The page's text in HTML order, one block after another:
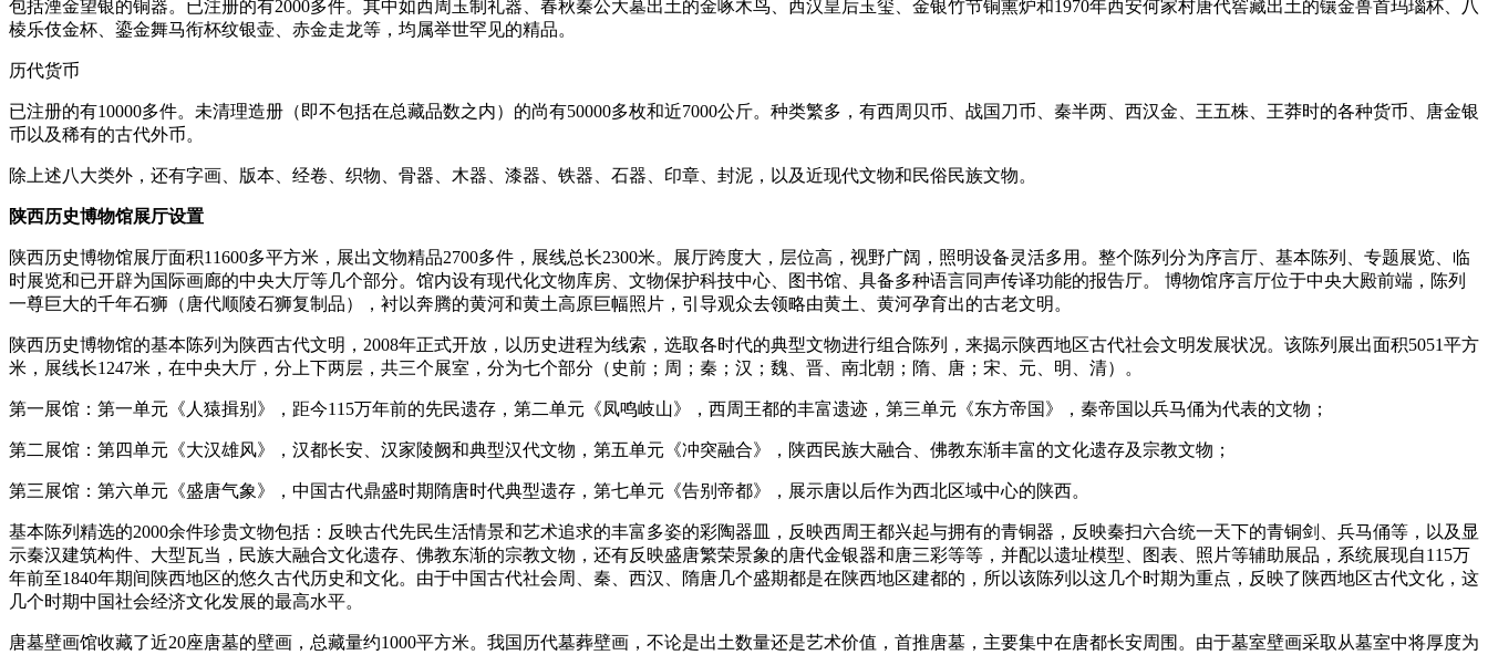
包括湮金望银的铜器。已注册的有2000多件。其中如西周玉制礼器、春秋秦公大墓出土的金啄木鸟、西汉皇后玉玺、金银竹节铜熏炉和1970年西安何家村唐代窖藏出土的镶金兽首玛瑙杯、八
棱乐伎金杯、鎏金舞马衔杯纹银壶、赤金走龙等，均属举世罕见的精品。
历代货币
已注册的有10000多件。未清理造册（即不包括在总藏品数之内）的尚有50000多枚和近7000公斤。种类繁多，有西周贝币、战国刀币、秦半两、西汉金、王五株、王莽时的各种货币、唐金银
币以及稀有的古代外币。
除上述八大类外，还有字画、版本、经卷、织物、骨器、木器、漆器、铁器、石器、印章、封泥，以及近现代文物和民俗民族文物。
陕西历史博物馆展厅设置
陕西历史博物馆展厅面积11600多平方米，展出文物精品2700多件，展线总长2300米。展厅跨度大，层位高，视野广阔，照明设备灵活多用。整个陈列分为序言厅、基本陈列、专题展览、临
时展览和已开辟为国际画廊的中央大厅等几个部分。馆内设有现代化文物库房、文物保护科技中心、图书馆、具备多种语言同声传译功能的报告厅。 博物馆序言厅位于中央大殿前端，陈列
一尊巨大的千年石狮（唐代顺陵石狮复制品），衬以奔腾的黄河和黄土高原巨幅照片，引导观众去领略由黄土、黄河孕育出的古老文明。
陕西历史博物馆的基本陈列为陕西古代文明，2008年正式开放，以历史进程为线索，选取各时代的典型文物进行组合陈列，来揭示陕西地区古代社会文明发展状况。该陈列展出面积5051平方
米，展线长1247米，在中央大厅，分上下两层，共三个展室，分为七个部分（史前；周；秦；汉；魏、晋、南北朝；隋、唐；宋、元、明、清）。
第一展馆：第一单元《人猿揖别》，距今115万年前的先民遗存，第二单元《凤鸣岐山》，西周王都的丰富遗迹，第三单元《东方帝国》，秦帝国以兵马俑为代表的文物；
第二展馆：第四单元《大汉雄风》，汉都长安、汉家陵阙和典型汉代文物，第五单元《冲突融合》，陕西民族大融合、佛教东渐丰富的文化遗存及宗教文物；
第三展馆：第六单元《盛唐气象》，中国古代鼎盛时期隋唐时代典型遗存，第七单元《告别帝都》，展示唐以后作为西北区域中心的陕西。
基本陈列精选的2000余件珍贵文物包括：反映古代先民生活情景和艺术追求的丰富多姿的彩陶器皿，反映西周王都兴起与拥有的青铜器，反映秦扫六合统一天下的青铜剑、兵马俑等，以及显
示秦汉建筑构件、大型瓦当，民族大融合文化遗存、佛教东渐的宗教文物，还有反映盛唐繁荣景象的唐代金银器和唐三彩等等，并配以遗址模型、图表、照片等辅助展品，系统展现自115万
年前至1840年期间陕西地区的悠久古代历史和文化。由于中国古代社会周、秦、西汉、隋唐几个盛期都是在陕西地区建都的，所以该陈列以这几个时期为重点，反映了陕西地区古代文化，这
几个时期中国社会经济文化发展的最高水平。
唐墓壁画馆收藏了近20座唐墓的壁画，总藏量约1000平方米。我国历代墓葬壁画，不论是出土数量还是艺术价值，首推唐墓，主要集中在唐都长安周围。由于墓室壁画采取从墓室中将厚度为